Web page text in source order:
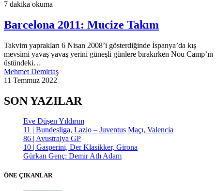
7 dakika okuma
Barcelona 2011: Mucize Takım
Takvim yaprakları 6 Nisan 2008’i gösterdiğinde İspanya’da kış
mevsimi yavaş yavaş yerini güneşli günlere bırakırken Nou Camp’ın
üstündeki…
Mehmet Demirtaş
11 Temmuz 2022
SON YAZILAR
Eve Düşen Yıldırım
11 | Bundesliga, Lazio – Juventus Maçı, Valencia
86 | Avustralya GP
10 | Gasperini, Der Klasikker, Girona
Gürkan Genç: Demir Atlı Adam
ÖNE ÇIKANLAR